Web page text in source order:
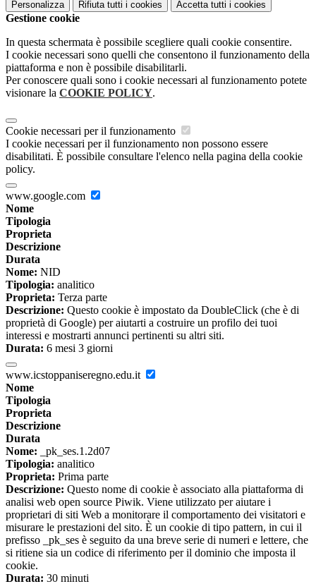
Personalizza Rifiuta tutti i cookies Accetta tutti i cookies
Gestione cookie
In questa schermata è possibile scegliere quali cookie consentire.
I cookie necessari sono quelli che consentono il funzionamento della
piattaforma e non è possibile disabilitarli.
Per conoscere quali sono i cookie necessari al funzionamento potete
visionare la COOKIE POLICY.
Cookie necessari per il funzionamento
I cookie necessari per il funzionamento non possono essere
disabilitati. È possibile consultare l'elenco nella pagina della cookie
policy.
www.google.com
Nome
Tipologia
Proprieta
Descrizione
Durata
Nome: NID
Tipologia: analitico
Proprieta: Terza parte
Descrizione: Questo cookie è impostato da DoubleClick (che è di
proprietà di Google) per aiutarti a costruire un profilo dei tuoi
interessi e mostrarti annunci pertinenti su altri siti.
Durata: 6 mesi 3 giorni
www.icstoppaniseregno.edu.it
Nome
Tipologia
Proprieta
Descrizione
Durata
Nome: _pk_ses.1.2d07
Tipologia: analitico
Proprieta: Prima parte
Descrizione: Questo nome di cookie è associato alla piattaforma di
analisi web open source Piwik. Viene utilizzato per aiutare i
proprietari di siti Web a monitorare il comportamento dei visitatori e
misurare le prestazioni del sito. È un cookie di tipo pattern, in cui il
prefisso _pk_ses è seguito da una breve serie di numeri e lettere, che
si ritiene sia un codice di riferimento per il dominio che imposta il
cookie.
Durata: 30 minuti